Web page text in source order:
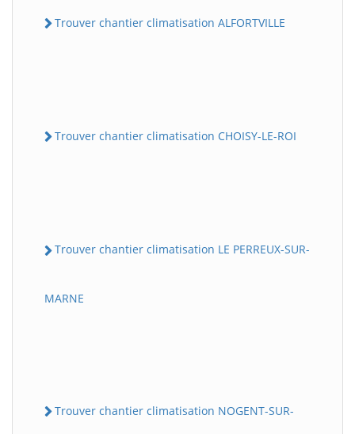
Trouver chantier climatisation ALFORTVILLE
Trouver chantier climatisation CHOISY-LE-ROI
Trouver chantier climatisation LE PERREUX-SUR-
MARNE
Trouver chantier climatisation NOGENT-SUR-